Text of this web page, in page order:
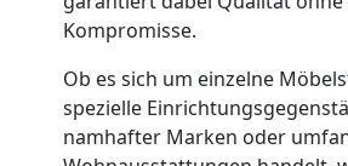
Kompromisse.
Ob es sich um einzelne
spezielle
namhafter Marken oder
Kleintransport
Wolfsberg